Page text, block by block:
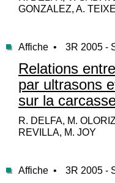
GONZALEZ, A.
Affiche • 3R 2005 -
Relations
par ultrasons
sur la
R. DELFA, M.
REVILLA, M. JOY
Affiche • 3R 2005 -